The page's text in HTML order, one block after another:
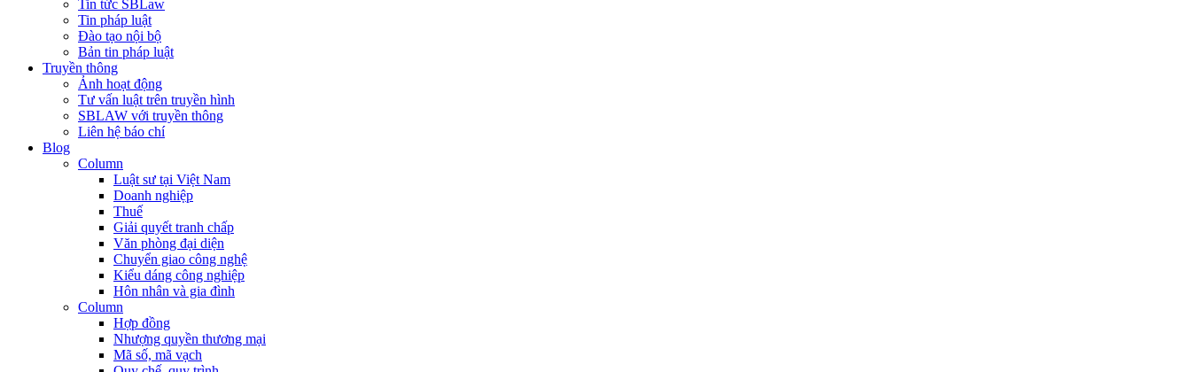
Tin tức SBLaw
Tin pháp luật
Đào tạo nội bộ
Bản tin pháp luật
Truyền thông
Ảnh hoạt động
Tư vấn luật trên truyền hình
SBLAW với truyền thông
Liên hệ báo chí
Blog
Column
Luật sư tại Việt Nam
Doanh nghiệp
Thuế
Giải quyết tranh chấp
Văn phòng đại diện
Chuyển giao công nghệ
Kiểu dáng công nghiệp
Hôn nhân và gia đình
Column
Hợp đồng
Nhượng quyền thương mại
Mã số, mã vạch